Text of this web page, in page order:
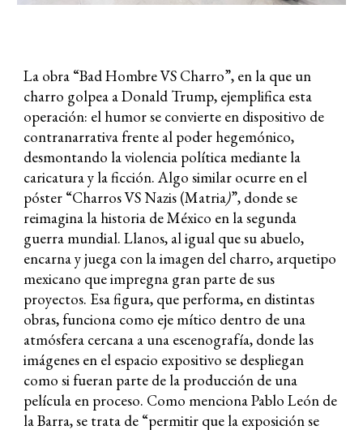
La obra “Bad Hombre VS Charro”, en la que un
charro golpea a Donald Trump, ejemplifica esta
operación: el humor se convierte en dispositivo de
contranarrativa frente al poder hegemónico,
desmontando la violencia política mediante la
caricatura y la ficción. Algo similar ocurre en el
póster “Charros VS Nazis (Matria)”, donde se
reimagina la historia de México en la segunda
guerra mundial. Llanos, al igual que su abuelo,
encarna y juega con la imagen del charro, arquetipo
mexicano que impregna gran parte de sus
proyectos. Esa figura, que performa, en distintas
obras, funciona como eje mítico dentro de una
atmósfera cercana a una escenografía, donde las
imágenes en el espacio expositivo se despliegan
como si fueran parte de la producción de una
película en proceso. Como menciona Pablo León de
la Barra, se trata de “permitir que la exposición se